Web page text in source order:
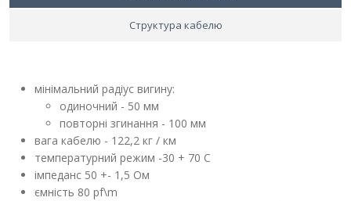
Структура кабелю
мінімальний радіус вигину:
одиночний - 50 мм
повторні згинання - 100 мм
вага кабелю - 122,2 кг / км
температурний режим -30 + 70 С
імпеданс 50 +- 1,5 Ом
ємність 80 pf\m